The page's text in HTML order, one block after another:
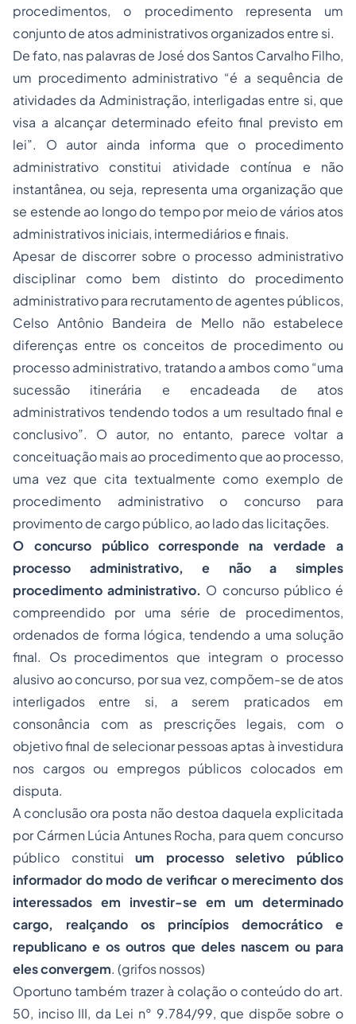
procedimentos, o procedimento representa um
conjunto de atos administrativos organizados entre si.
De fato, nas palavras de José dos Santos Carvalho Filho,
um procedimento administrativo “é a sequência de
atividades da Administração, interligadas entre si, que
visa a alcançar determinado efeito final previsto em
lei”. O autor ainda informa que o procedimento
administrativo constitui atividade contínua e não
instantânea, ou seja, representa uma organização que
se estende ao longo do tempo por meio de vários atos
administrativos iniciais, intermediários e finais.
Apesar de discorrer sobre o processo administrativo
disciplinar como bem distinto do procedimento
administrativo para recrutamento de agentes públicos,
Celso Antônio Bandeira de Mello não estabelece
diferenças entre os conceitos de procedimento ou
processo administrativo, tratando a ambos como “uma
sucessão itinerária e encadeada de atos
administrativos tendendo todos a um resultado final e
conclusivo”. O autor, no entanto, parece voltar a
conceituação mais ao procedimento que ao processo,
uma vez que cita textualmente como exemplo de
procedimento administrativo o concurso para
provimento de cargo público, ao lado das licitações.
O concurso público corresponde na verdade a
processo administrativo, e não a simples
procedimento administrativo. O concurso público é
compreendido por uma série de procedimentos,
ordenados de forma lógica, tendendo a uma solução
final. Os procedimentos que integram o processo
alusivo ao concurso, por sua vez, compõem-se de atos
interligados entre si, a serem praticados em
consonância com as prescrições legais, com o
objetivo final de selecionar pessoas aptas à investidura
nos cargos ou empregos públicos colocados em
disputa.
A conclusão ora posta não destoa daquela explicitada
por Cármen Lúcia Antunes Rocha, para quem concurso
público constituium processo seletivo público
informador do modo de verificar o merecimento dos
interessados em investir-se em um determinado
cargo, realçando os princípios democrático e
republicano e os outros que deles nascem ou para
eles convergem. (grifos nossos)
Oportuno também trazer à colação o conteúdo do art.
50, inciso III, da Lei n° 9.784/99, que dispõe sobre o